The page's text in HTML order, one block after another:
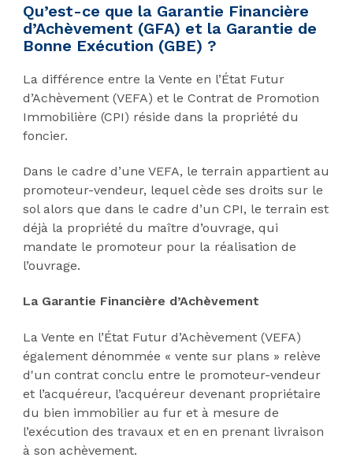
Qu’est-ce que la Garantie Financière
d’Achèvement (GFA) et la Garantie de
Bonne Exécution (GBE) ?
La différence entre la Vente en l’État Futur
d’Achèvement (VEFA) et le Contrat de Promotion
Immobilière (CPI) réside dans la propriété du
foncier.
Dans le cadre d’une VEFA, le terrain appartient au
promoteur-vendeur, lequel cède ses droits sur le
sol alors que dans le cadre d’un CPI, le terrain est
déjà la propriété du maître d’ouvrage, qui
mandate le promoteur pour la réalisation de
l’ouvrage.
La Garantie Financière d’Achèvement
La Vente en l’État Futur d’Achèvement (VEFA)
également dénommée « vente sur plans » relève
d'un contrat conclu entre le promoteur-vendeur
et l’acquéreur, l’acquéreur devenant propriétaire
du bien immobilier au fur et à mesure de
l’exécution des travaux et en en prenant livraison
à son achèvement.